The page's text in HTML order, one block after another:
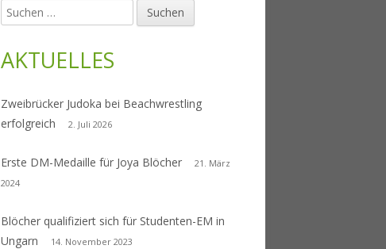
Haupt-
Seitenleiste
Suchen
nach:
AKTUELLES
Zweibrücker Judoka bei Beachwrestling
erfolgreich
2. Juli 2026
Erste DM-Medaille für Joya Blöcher
21. März
2024
Blöcher qualifiziert sich für Studenten-EM in
Ungarn
14. November 2023